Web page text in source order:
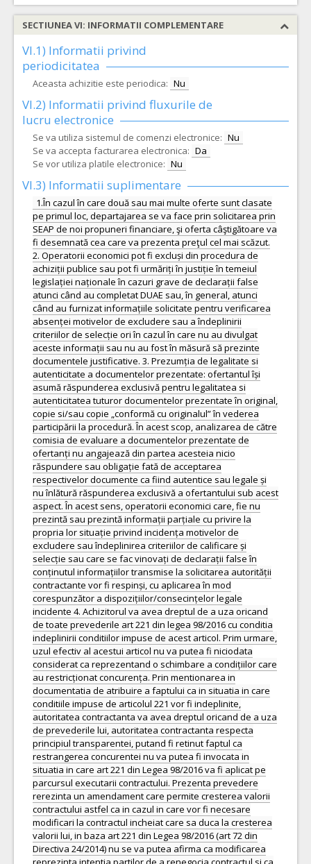
SECTIUNEA VI: INFORMATII COMPLEMENTARE
VI.1) Informatii privind
periodicitatea
Aceasta achizitie este periodica: Nu
VI.2) Informatii privind fluxurile de
lucru electronice
Se va utiliza sistemul de comenzi electronice: Nu
Se va accepta facturarea electronica: Da
Se vor utiliza platile electronice: Nu
VI.3) Informatii suplimentare
1.În cazul în care două sau mai multe oferte sunt clasate
pe primul loc, departajarea se va face prin solicitarea prin
SEAP de noi propuneri financiare, şi oferta câştigătoare va
fi desemnată cea care va prezenta preţul cel mai scăzut.
2. Operatorii economici pot fi excluși din procedura de
achiziții publice sau pot fi urmăriți în justiție în temeiul
legislației naționale în cazuri grave de declarații false
atunci când au completat DUAE sau, în general, atunci
când au furnizat informațiile solicitate pentru verificarea
absenței motivelor de excludere sau a îndeplinirii
criteriilor de selecție ori în cazul în care nu au divulgat
aceste informații sau nu au fost în măsură să prezinte
documentele justificative. 3. Prezumția de legalitate si
autenticitate a documentelor prezentate: ofertantul își
asumă răspunderea exclusivă pentru legalitatea si
autenticitatea tuturor documentelor prezentate în original,
copie si/sau copie „conformă cu originalul” în vederea
participării la procedură. În acest scop, analizarea de către
comisia de evaluare a documentelor prezentate de
ofertanți nu angajează din partea acesteia nicio
răspundere sau obligație fată de acceptarea
respectivelor documente ca fiind autentice sau legale și
nu înlătură răspunderea exclusivă a ofertantului sub acest
aspect. În acest sens, operatorii economici care, fie nu
prezintă sau prezintă informații parțiale cu privire la
propria lor situație privind incidența motivelor de
excludere sau îndeplinirea criteriilor de calificare și
selecție sau care se fac vinovați de declarații false în
conținutul informațiilor transmise la solicitarea autorității
contractante vor fi respinși, cu aplicarea în mod
corespunzător a dispozițiilor/consecințelor legale
incidente 4. Achizitorul va avea dreptul de a uza oricand
de toate prevederile art 221 din legea 98/2016 cu conditia
indeplinirii conditiilor impuse de acest articol. Prim urmare,
uzul efectiv al acestui articol nu va putea fi niciodata
considerat ca reprezentand o schimbare a condițiilor care
au restricționat concurența. Prin mentionarea in
documentatia de atribuire a faptului ca in situatia in care
conditiile impuse de articolul 221 vor fi indeplinite,
autoritatea contractanta va avea dreptul oricand de a uza
de prevederile lui, autoritatea contractanta respecta
principiul transparentei, putand fi retinut faptul ca
restrangerea concurentei nu va putea fi invocata in
situatia in care art 221 din Legea 98/2016 va fi aplicat pe
parcursul executarii contractului. Prezenta prevedere
rerezinta un amendament care permite cresterea valorii
contractului astfel ca in cazul in care vor fi necesare
modificari la contractul incheiat care sa duca la cresterea
valorii lui, in baza art 221 din Legea 98/2016 (art 72 din
Directiva 24/2014) nu se va putea afirma ca modificarea